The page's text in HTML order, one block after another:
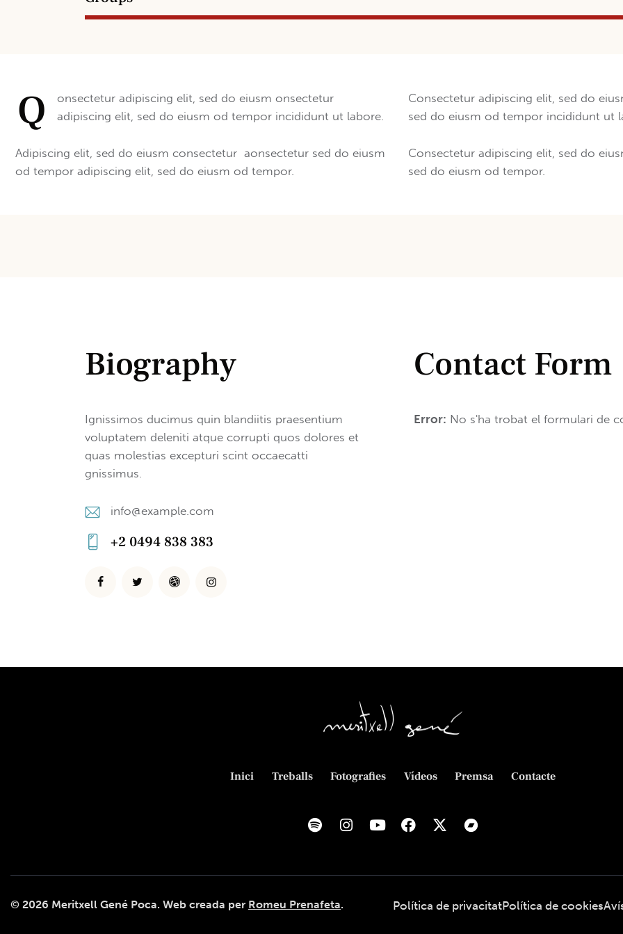
Q
onsectetur adipiscing elit, sed do eiusm onsectetur
adipiscing elit, sed do eiusm od tempor incididunt ut labore.
Adipiscing elit, sed do eiusm consectetur aonsectetur sed do eiusm
od tempor adipiscing elit, sed do eiusm od tempor.
Consectetur adipiscing elit, sed do
sed do eiusm od tempor incididunt ut
Consectetur adipiscing elit, sed do
sed do eiusm od tempor.
Biography
Ignissimos ducimus quin blandiitis praesentium
voluptatem deleniti atque corrupti quos dolores et
quas molestias excepturi scint occaecatti
gnissimus.
E-
m
info@example.com
on
+2 0494 838 383
Contact Form
Error: No s'ha trobat el formulari de
Inici Treballs Fotografies Vídeos Premsa Contacte
© 2026 Meritxell Gené Poca. Web creada per Romeu Prenafeta. Política de privacitatPolítica de cookies